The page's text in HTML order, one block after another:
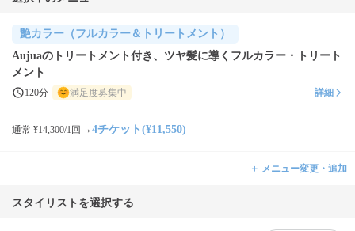
艶カラー（フルカラー＆トリートメント）
Aujuaのトリートメント付き、ツヤ髪に導くフルカラー・トリート
メント
120分 満足度募集中 詳細
通常 ¥14,300/1回 → 4チケット(¥11,550)
＋ メニュー変更・追加
スタイリストを選択する